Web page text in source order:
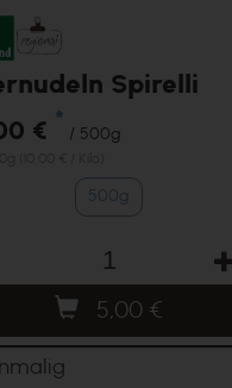
Spirelli
€ *
/ 500g
500g
5,00 €